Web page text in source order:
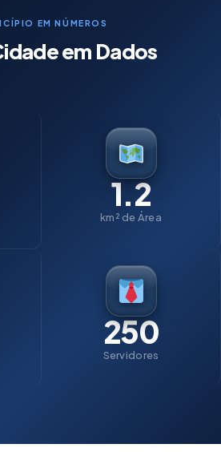
EM NÚMEROS
em Dados
1.2
km² de Área
250
Servidores